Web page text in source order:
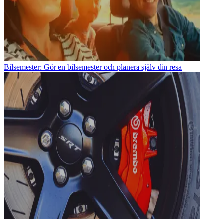
Bilsemester: Gör en bilsemester och planera själv din resa